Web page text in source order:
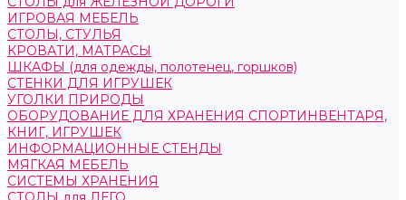
ИГРОВАЯ МЕБЕЛЬ
СТОЛЫ, СТУЛЬЯ
КРОВАТИ, МАТРАСЫ
ШКАФЫ (для одежды, полотенец, горшков)
СТЕНКИ ДЛЯ ИГРУШЕК
УГОЛКИ ПРИРОДЫ
ОБОРУДОВАНИЕ ДЛЯ ХРАНЕНИЯ СПОРТИНВЕНТАРЯ,
КНИГ, ИГРУШЕК
ИНФОРМАЦИОННЫЕ СТЕНДЫ
МЯГКАЯ МЕБЕЛЬ
СИСТЕМЫ ХРАНЕНИЯ